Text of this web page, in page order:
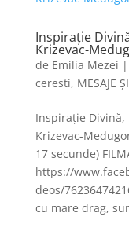
Inspirație
Krizevac-
de Emilia Mezei |
ceresti, MESAJE
Inspirație Divină,
Krizevac-
17 secunde)
https://
deos/
cu mare drag,